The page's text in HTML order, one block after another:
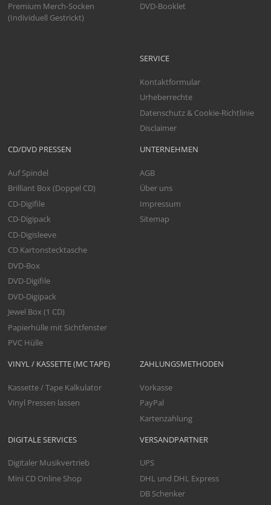
VINYL / KASSETTE (MC TAPE)
Kassette / Tape Kalkulator
Vinyl Pressen lassen
DIGITALE SERVICES
Digitaler Musikvertrieb
Mini CD Online Shop
Premium Merch-Socken
(Individuell Gestrickt)
CD/DVD PRESSEN
Auf Spindel
Brilliant Box (Doppel CD)
CD-Digifile
CD-Digipack
CD-Digisleeve
CD Kartonstecktasche
DVD-Box
DVD-Digifile
DVD-Digipack
Jewel Box (1 CD)
Papierhülle mit Sichtfenster
PVC Hülle
DVD-Booklet
SERVICE
Kontaktformular
Urheberrechte
Datenschutz & Cookie-Richtlinie
Disclaimer
UNTERNEHMEN
AGB
Über uns
Impressum
Sitemap
ZAHLUNGSMETHODEN
Vorkasse
PayPal
Kartenzahlung
VERSANDPARTNER
UPS
DHL und DHL Express
DB Schenker